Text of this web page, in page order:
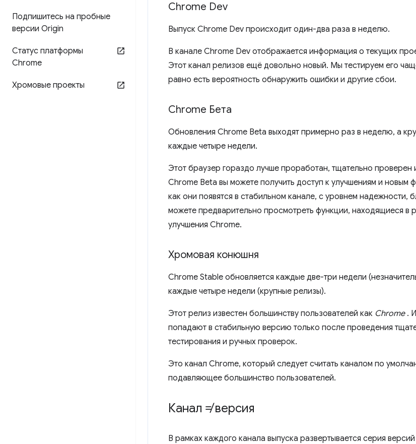
Подпишитесь на пробные
версии Origin
Статус платформы
Chrome
Хромовые проекты
Chrome Dev
Выпуск Chrome Dev происходит один-два раза в неделю.
В канале Chrome Dev отображается информация о текущих
Этот канал релизов ещё довольно новый. Мы тестируем его
равно есть вероятность обнаружить ошибки и другие сбои.
Chrome Бета
Обновления Chrome Beta выходят примерно раз в неделю, а
каждые четыре недели.
Этот браузер гораздо лучше проработан, тщательно проверен
Chrome Beta вы можете получить доступ к улучшениям и новым
как они появятся в стабильном канале, с уровнем надежности,
можете предварительно просмотреть функции, находящиеся в
улучшения Chrome.
Хромовая конюшня
Chrome Stable обновляется каждые две-три недели
каждые четыре недели (крупные релизы).
Этот релиз известен большинству пользователей как Chrome.
попадают в стабильную версию только после проведения
тестирования и ручных проверок.
Это канал Chrome, который следует считать каналом по
подавляющее большинство пользователей.
Канал ≠ версия
В рамках каждого канала выпуска развертывается серия